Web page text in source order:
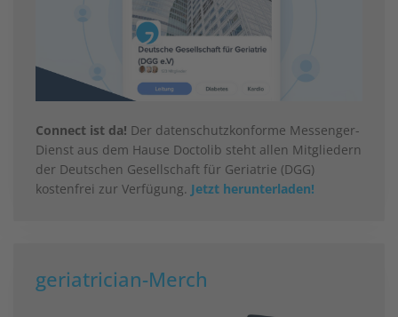
Connect ist da! Der datenschutzkonforme Messenger-
Dienst aus dem Hause Doctolib steht allen Mitgliedern
der Deutschen Gesellschaft für Geriatrie (DGG)
kostenfrei zur Verfügung. Jetzt herunterladen!
geriatrician-Merch